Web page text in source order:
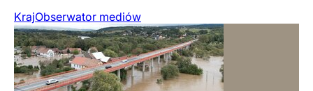
KrajObserwator mediów